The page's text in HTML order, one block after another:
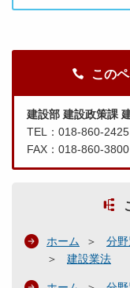
この
建設部 建設政策課
TEL：018-860-2425
FAX：018-860-3800
ホーム 分
建設業法